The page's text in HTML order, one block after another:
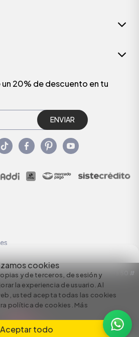
cookies
y de terceros, de sesión y
la experiencia de usuario. Al
usted acepta todas las cookies
política de cookies. Más
Aceptar todo
20% de descuento en tu
ENVIAR
S.A. NIT: 890924167-6 Dirección: Carrera 50 #
by